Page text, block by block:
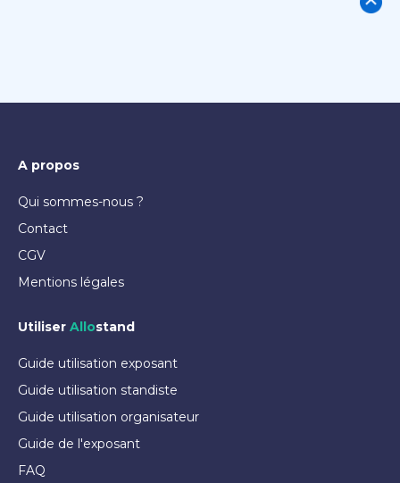
A propos
Qui sommes-nous ?
Contact
CGV
Mentions légales
Utiliser Allostand
Guide utilisation exposant
Guide utilisation standiste
Guide utilisation organisateur
Guide de l'exposant
FAQ